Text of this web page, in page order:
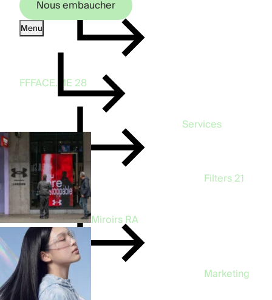
Nous embaucher
Nous embaucher
Menu
Services
Miroirs RA
FFFACE.ME28
Filters21
Marketing
47